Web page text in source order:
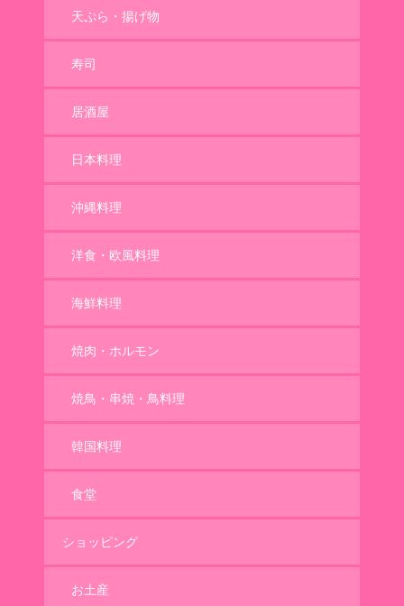
天ぷら・揚げ物
寿司
居酒屋
日本料理
沖縄料理
洋食・欧風料理
海鮮料理
焼肉・ホルモン
焼鳥・串焼・鳥料理
韓国料理
食堂
ショッピング
お土産